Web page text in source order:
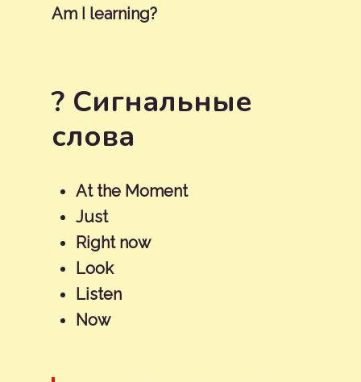
Am I learning?
? Сигнальные
слова
At the Moment
Just
Right now
Look
Listen
Now